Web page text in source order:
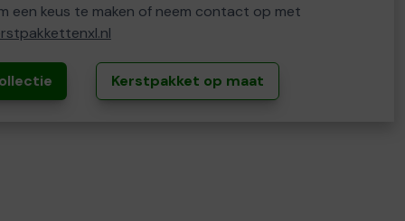
een keus te maken of neem contact op met
Kerstpakket op maat